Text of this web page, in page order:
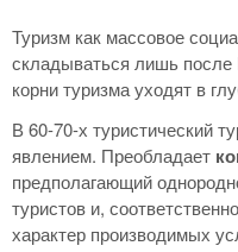
Туризм как массовое
складываться лишь после
корни туризма уходят в
В 60-70-х туристический
явлением. Преобладает
предполагающий
туристов и,
характер производимых